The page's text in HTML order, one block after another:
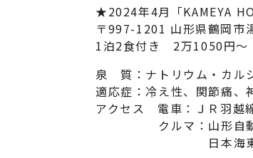
★2024年4月「KAMEYA
〒997-1201 山形県鶴岡
1泊2食付き 2万1050円
泉 質：ナトリウム・カル
適応症：冷え性、関節痛、
アクセス 電車：ＪＲ羽越
クルマ：山形自動車
日本海東北自動